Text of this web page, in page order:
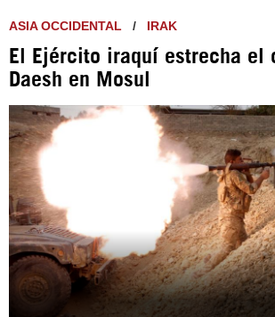
http://twitter.com/
https://t.me/
https://urmedium.com/
Instagram como:
ASIA OCCIDENTAL / IRAK
El Ejército iraquí estrecha el
Daesh en Mosul